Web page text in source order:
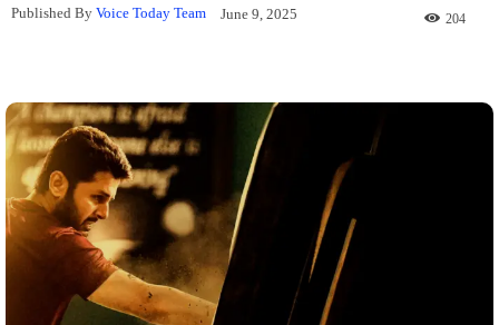
Published By Voice Today Team June 9, 2025 204